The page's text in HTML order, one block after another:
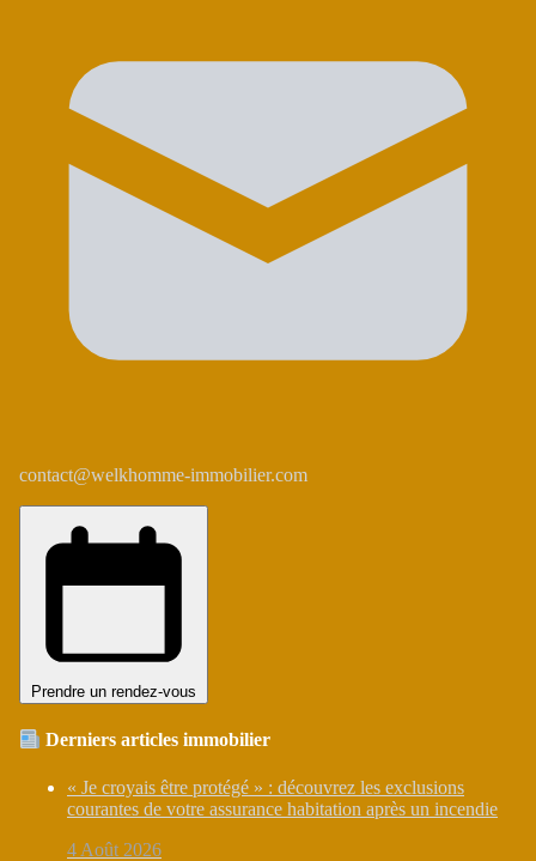
contact@welkhomme-immobilier.com
Prendre un rendez-vous
Derniers articles immobilier
« Je croyais être protégé » : découvrez les exclusions
courantes de votre assurance habitation après un incendie
4 Août 2026